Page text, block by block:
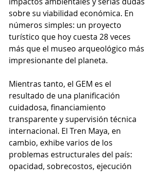
sobre su viabilidad económica. En
números simples: un proyecto
turístico que hoy cuesta 28 veces
más que el museo arqueológico más
impresionante del planeta.
Mientras tanto, el GEM es el
resultado de una planificación
cuidadosa, financiamiento
transparente y supervisión técnica
internacional. El Tren Maya, en
cambio, exhibe varios de los
problemas estructurales del país:
opacidad, sobrecostos, ejecución